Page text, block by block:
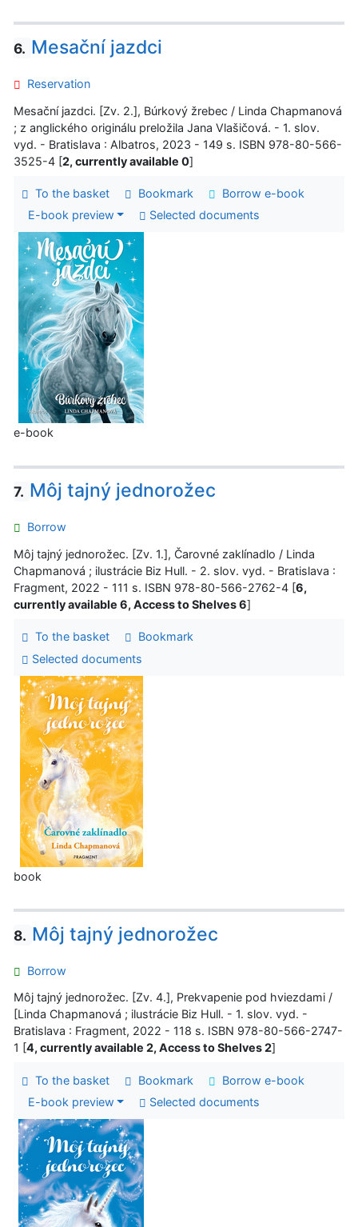
6. Mesační jazdci
Reservation
Mesační jazdci. [Zv. 2.], Búrkový žrebec / Linda Chapmanová
; z anglického originálu preložila Jana Vlašičová. - 1. slov.
vyd. - Bratislava : Albatros, 2023 - 149 s. ISBN 978-80-566-
3525-4 [2, currently available 0]
To the basket Bookmark
Borrow e-book
E-book preview
Selected documents
e-book
7. Môj tajný jednorožec
Borrow
Môj tajný jednorožec. [Zv. 1.], Čarovné zaklínadlo / Linda
Chapmanová ; ilustrácie Biz Hull. - 2. slov. vyd. - Bratislava :
Fragment, 2022 - 111 s. ISBN 978-80-566-2762-4 [6,
currently available 6, Access to Shelves 6]
To the basket
Bookmark
Selected documents
book
8. Môj tajný jednorožec
Borrow
Môj tajný jednorožec. [Zv. 4.], Prekvapenie pod hviezdami /
[Linda Chapmanová ; ilustrácie Biz Hull. - 1. slov. vyd. -
Bratislava : Fragment, 2022 - 118 s. ISBN 978-80-566-2747-
1 [4, currently available 2, Access to Shelves 2]
To the basket Bookmark
Borrow e-book
E-book preview
Selected documents